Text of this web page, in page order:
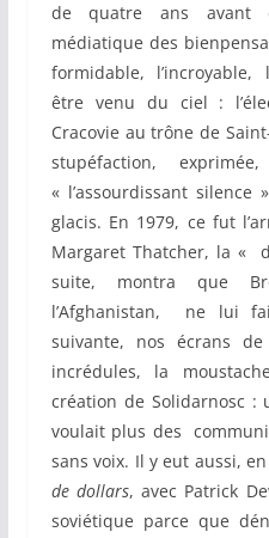
de quatre ans avant
médiatique des
formidable, l’incroyable,
être venu du ciel :
Cracovie au trône de
stupéfaction,
« l’assourdissant
glacis. En 1979, ce fut
Margaret Thatcher, la «
suite, montra que
l’Afghanistan, ne lui
suivante, nos écrans de
incrédules, la
création de Solidarnosc
voulait plus des
sans voix. Il y eut aussi,
de dollars, avec Patrick
soviétique parce que